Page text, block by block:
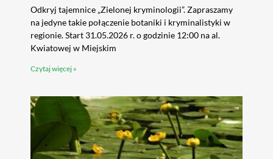
Odkryj tajemnice „Zielonej kryminologii”. Zapraszamy
na jedyne takie połączenie botaniki i kryminalistyki w
regionie. Start 31.05.2026 r. o godzinie 12:00 na al.
Kwiatowej w Miejskim
Czytaj więcej »